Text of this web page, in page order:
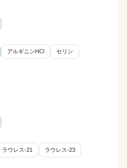
アルギニンHCl セリン
ラウレス-21
ラウレス-23